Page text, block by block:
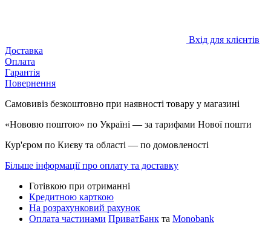
Вхід для клієнтів
Доставка
Оплата
Гарантія
Повернення
Самовивіз безкоштовно при наявності товару у магазині
«Нововю поштою» по Україні — за тарифами Нової пошти
Кур'єром по Києву та області — по домовленості
Більше інформації про оплату та доставку
Готівкою при отриманні
Кредитною карткою
На розрахунковий рахунок
Оплата частинами ПриватБанк та Monobank